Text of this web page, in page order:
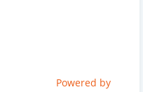
Powered by